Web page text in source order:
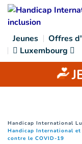
Goto main content
Jeunes Offres
Luxembourg
You are here :
Handicap International
Handicap International et
contre le COVID-19